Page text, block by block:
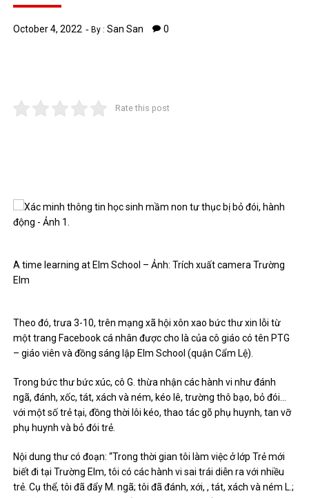
October 4, 2022 By :San San 0
Rate this post
A time learning at Elm School – Ảnh: Trích xuất camera Trường
Elm
Theo đó, trưa 3-10, trên mạng xã hội xôn xao bức thư xin lỗi từ
một trang Facebook cá nhân được cho là của cô giáo có tên PTG
– giáo viên và đồng sáng lập Elm School (quận Cẩm Lệ).
Trong bức thư bức xúc, cô G. thừa nhận các hành vi như đánh
ngã, đánh, xốc, tát, xách và ném, kéo lê, trường thô bạo, bỏ đói…
với một số trẻ tại, đồng thời lôi kéo, thao tác gõ phụ huynh, tan vỡ
phụ huynh và bỏ đói trẻ.
Nội dung thư có đoạn: “Trong thời gian tôi làm việc ở lớp Trẻ mới
biết đi tại Trường Elm, tôi có các hành vi sai trái diễn ra với nhiều
trẻ. Cụ thể, tôi đã đẩy M. ngã; tôi đã đánh, xới, , tát, xách và ném L.;